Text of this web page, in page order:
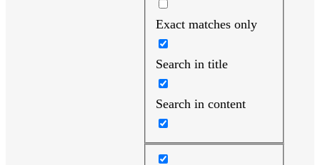
Exact matches only
Search in title
Search in content